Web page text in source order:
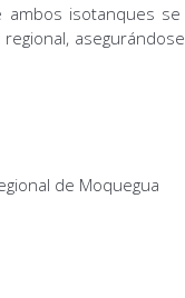
isotanques
de Moquegua